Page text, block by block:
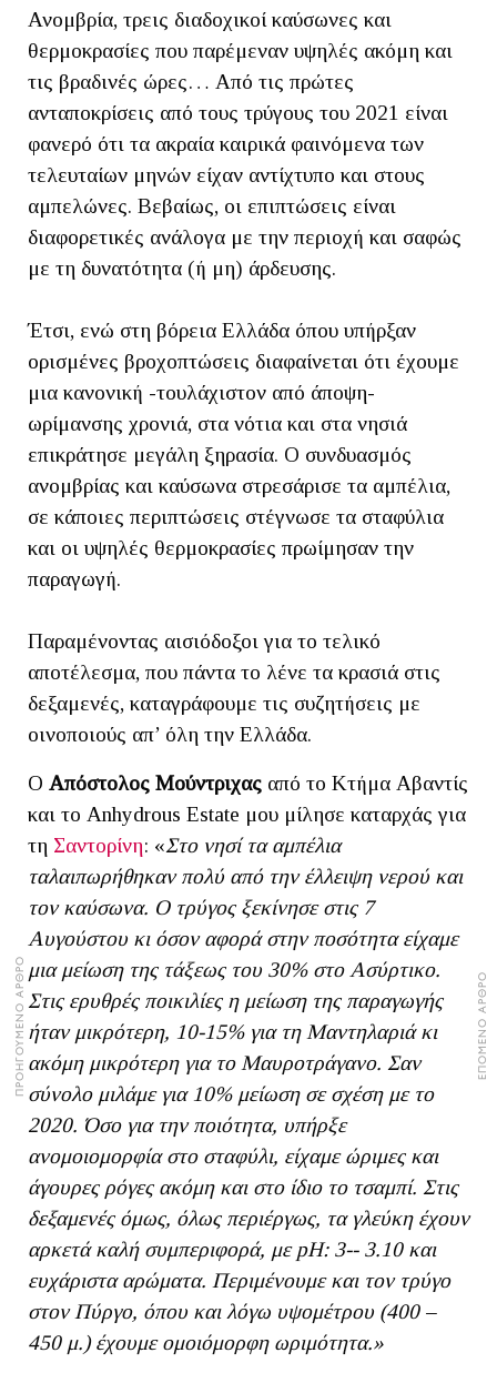
ΠΡΟΗΓΟΥΜΕΝΟ ΑΡΘΡΟ ΕΠΟΜΕΝΟ ΑΡΘΡΟ
Ανομβρία, τρεις διαδοχικοί καύσωνες και
θερμοκρασίες που παρέμεναν υψηλές ακόμη και
τις βραδινές ώρες… Από τις πρώτες
ανταποκρίσεις από τους τρύγους του 2021 είναι
φανερό ότι τα ακραία καιρικά φαινόμενα των
τελευταίων μηνών είχαν αντίχτυπο και στους
αμπελώνες. Βεβαίως, οι επιπτώσεις είναι
διαφορετικές ανάλογα με την περιοχή και σαφώς
με τη δυνατότητα (ή μη) άρδευσης.
Έτσι, ενώ στη βόρεια Ελλάδα όπου υπήρξαν
ορισμένες βροχοπτώσεις διαφαίνεται ότι έχουμε
μια κανονική -τουλάχιστον από άποψη-
ωρίμανσης χρονιά, στα νότια και στα νησιά
επικράτησε μεγάλη ξηρασία. Ο συνδυασμός
ανομβρίας και καύσωνα στρεσάρισε τα αμπέλια,
σε κάποιες περιπτώσεις στέγνωσε τα σταφύλια
και οι υψηλές θερμοκρασίες πρωίμησαν την
παραγωγή.
Παραμένοντας αισιόδοξοι για το τελικό
αποτέλεσμα, που πάντα το λένε τα κρασιά στις
δεξαμενές, καταγράφουμε τις συζητήσεις με
οινοποιούς απ’ όλη την Ελλάδα.
Ο Απόστολος Μούντριχας από το Κτήμα Αβαντίς
και το Anhydrous Estate μου μίλησε καταρχάς για
τη Σαντορίνη: «Στο νησί τα αμπέλια
ταλαιπωρήθηκαν πολύ από την έλλειψη νερού και
τον καύσωνα. Ο τρύγος ξεκίνησε στις 7
Αυγούστου κι όσον αφορά στην ποσότητα είχαμε
μια μείωση της τάξεως του 30% στο Ασύρτικο.
Στις ερυθρές ποικιλίες η μείωση της παραγωγής
ήταν μικρότερη, 10-15% για τη Μαντηλαριά κι
ακόμη μικρότερη για το Μαυροτράγανο. Σαν
σύνολο μιλάμε για 10% μείωση σε σχέση με το
2020. Όσο για την ποιότητα, υπήρξε
ανομοιομορφία στο σταφύλι, είχαμε ώριμες και
άγουρες ρόγες ακόμη και στο ίδιο το τσαμπί. Στις
δεξαμενές όμως, όλως περιέργως, τα γλεύκη έχουν
αρκετά καλή συμπεριφορά, με pH: 3-- 3.10 και
ευχάριστα αρώματα. Περιμένουμε και τον τρύγο
στον Πύργο, όπου και λόγω υψομέτρου (400 –
450 μ.) έχουμε ομοιόμορφη ωριμότητα.»